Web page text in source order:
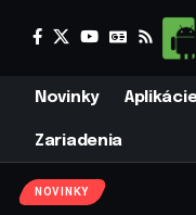
Novinky
Zariadenia
NOVINKY